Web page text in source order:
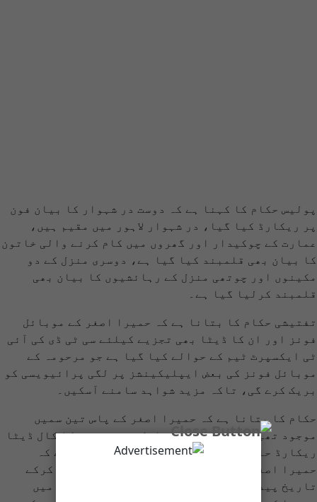
پولیس حکام کا کہنا ہے کہ دوست در شہوار کا بیان فون
پر ریکارڈ کیا گیا، در شہوار لاہور میں مقیم ہیں،
عمارت کے چوکیدار اور گھروں میں کام کرنے والی خاتون
کا بیان بھی قلمبند کیا گیا ہے، دوسری منزل کے دو
مکینوں اور چوتھی منزل کے رہائشیوں کا بیان بھی
قلمبند کرلیا گیا ہے۔
تفتیشی حکام کا بتانا ہے کہ حمیرا اصغر کے موبائل
فونز اور ان کا ڈیٹا بھی تجزیے کیلئے سی ٹی ڈی کی آئی
ٹی ایکسپرٹ ٹیم کے حوالے کیا گیا ہے جو مرحومہ کے
موبائل فونز کی بعض ایپلیکینشز پر لگی پرائیویسی کو
بریک کرے گی، تاکہ مزید شواہد سامنے آسکیں۔
حکام کا بتانا ہے کہ حمیرا اصغر کے پاس تین سمیں
موجود تھیں اور تمام سمیں ایکٹو تھیں جن کا کال ڈیٹا
ریکارڈ حاصل کرلیا گیا ہے۔ حکام کا بتانا ہے کہ
حمیرا اصغر نے اصل شناختی کارڈ میں ٹیمپرنگ کرکے
تاریخ پیدائش تبدیل کی تھی، اصل شناخت کارڈ میں